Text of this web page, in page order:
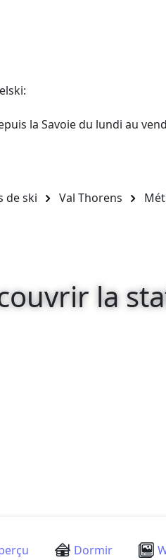
la Savoie du lundi au
de ski Val Thorens
la
Dormir